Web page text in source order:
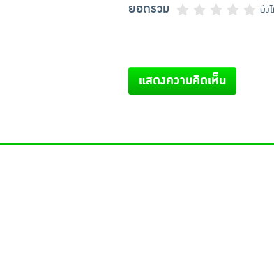
ยอดรวม ยัง
แสดงความคิดเห็น